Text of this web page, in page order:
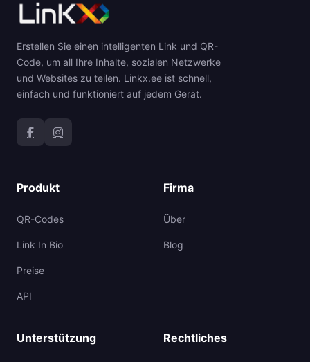
Erstellen Sie einen intelligenten Link und QR-
Code, um all Ihre Inhalte, sozialen Netzwerke
und Websites zu teilen. Linkx.ee ist schnell,
einfach und funktioniert auf jedem Gerät.
Produkt
QR-Codes
Link In Bio
Preise
API
Firma
Über
Blog
Unterstützung Rechtliches